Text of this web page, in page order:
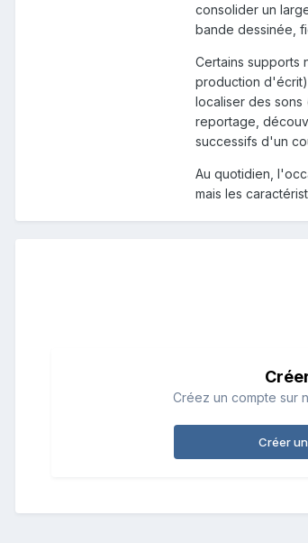
consolider un
bande dessinée,
Certains supports
production
localiser des
reportage,
successifs d'un
Au quotidien,
mais les
Créez un compte sur
Créer